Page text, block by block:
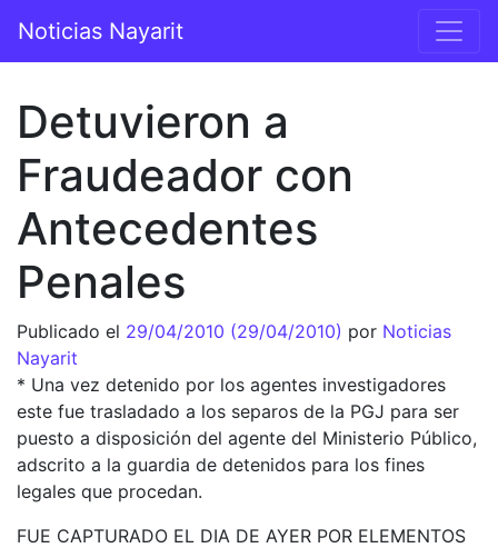
Navegación principal
Noticias Nayarit
Detuvieron a
Fraudeador con
Antecedentes
Penales
Publicado el 29/04/2010 (29/04/2010) por Noticias
Nayarit
* Una vez detenido por los agentes investigadores
este fue trasladado a los separos de la PGJ para ser
puesto a disposición del agente del Ministerio Público,
adscrito a la guardia de detenidos para los fines
legales que procedan.
FUE CAPTURADO EL DIA DE AYER POR ELEMENTOS